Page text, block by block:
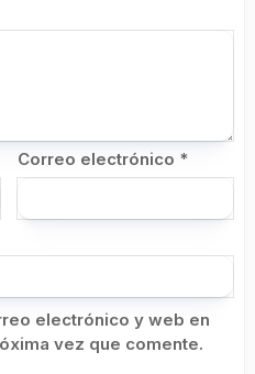
Correo electrónico *
electrónico y web en
vez que comente.